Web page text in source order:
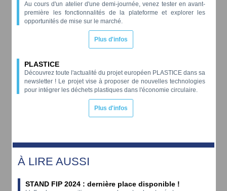
Au cours d'un atelier d'une demi-journée, venez tester en avant-
première les fonctionnalités de la plateforme et explorer les
opportunités de mise sur le marché.
Plus d'infos
PLASTICE
Découvrez toute l'actualité du projet européen PLASTICE dans sa
newsletter ! Le projet vise à proposer de nouvelles technologies
pour intégrer les déchets plastiques dans l'économie circulaire.
Plus d'infos
À LIRE AUSSI
STAND FIP 2024 : dernière place disponible !